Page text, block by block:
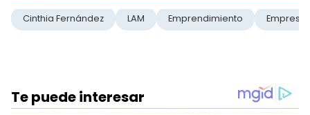
Cinthia Fernández LAM Emprendimiento Empresa